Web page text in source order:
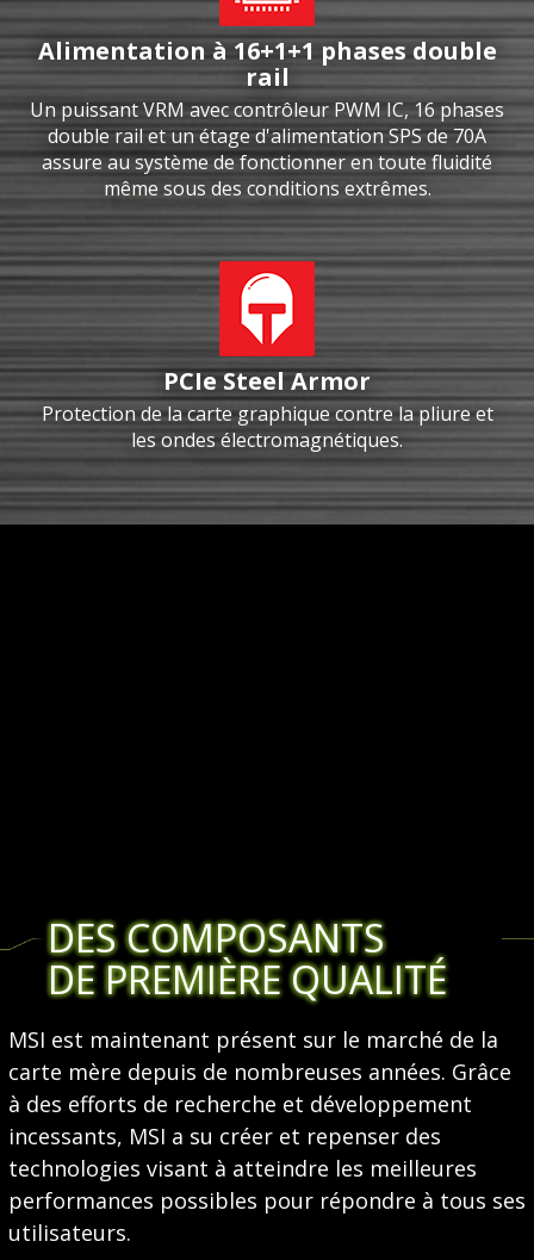
Alimentation à 16+1+1 phases double
rail
Un puissant VRM avec contrôleur PWM IC, 16 phases
double rail et un étage d'alimentation SPS de 70A
assure au système de fonctionner en toute fluidité
même sous des conditions extrêmes.
PCIe Steel Armor
Protection de la carte graphique contre la pliure et
les ondes électromagnétiques.
DES COMPOSANTS
DE PREMIÈRE QUALITÉ
MSI est maintenant présent sur le marché de la
carte mère depuis de nombreuses années. Grâce
à des efforts de recherche et développement
incessants, MSI a su créer et repenser des
technologies visant à atteindre les meilleures
performances possibles pour répondre à tous ses
utilisateurs.